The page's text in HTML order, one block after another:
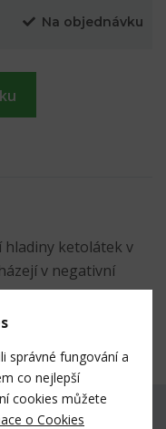
Na objednávku
ketolátek v
v negativní
správné fungování a
co nejlepší
cookies můžete
o Cookies